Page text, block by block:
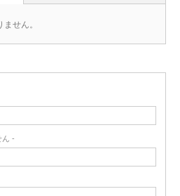
せん。
ん -